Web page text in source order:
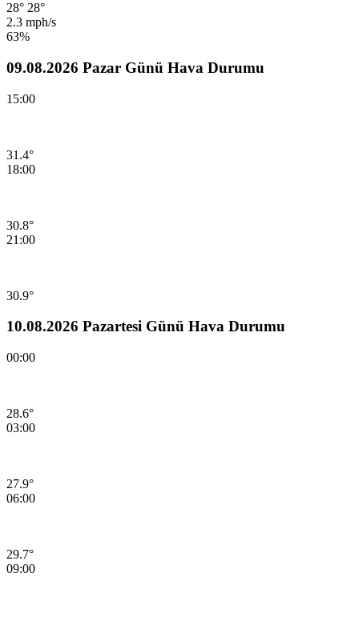
28° 28°
2.3 mph/s
63%
09.08.2026 Pazar Günü Hava Durumu
15:00
31.4°
18:00
30.8°
21:00
30.9°
10.08.2026 Pazartesi Günü Hava Durumu
00:00
28.6°
03:00
27.9°
06:00
29.7°
09:00